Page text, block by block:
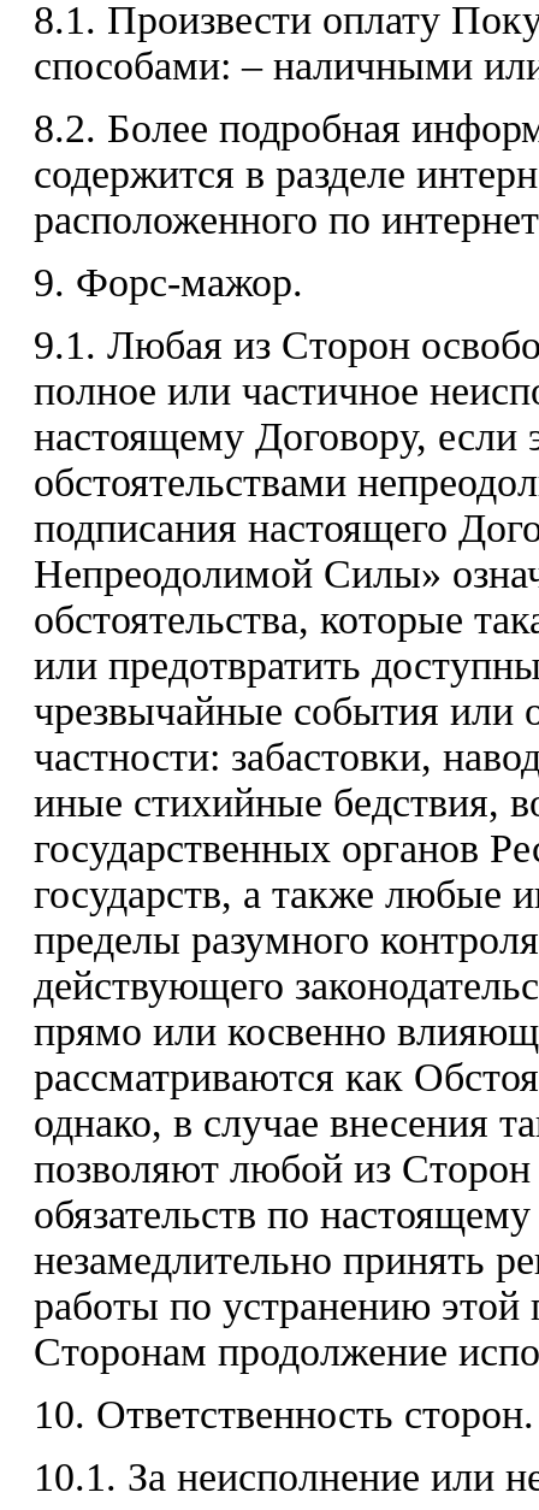
8.1. Произвести оплату
способами: – наличными
8.2. Более подробная
содержится в разделе
расположенного по
9. Форс-мажор.
9.1. Любая из Сторон
полное или частичное
настоящему Договору, если
обстоятельствами
подписания настоящего
Непреодолимой Силы»
обстоятельства, которые
или предотвратить
чрезвычайные события или
частности: забастовки,
иные стихийные бедствия,
государственных органов
государств, а также любые
пределы разумного
действующего
прямо или косвенно
рассматриваются как
однако, в случае внесения
позволяют любой из Сторон
обязательств по
незамедлительно принять
работы по устранению
Сторонам продолжение
10. Ответственность сторон.
10.1. За неисполнение или